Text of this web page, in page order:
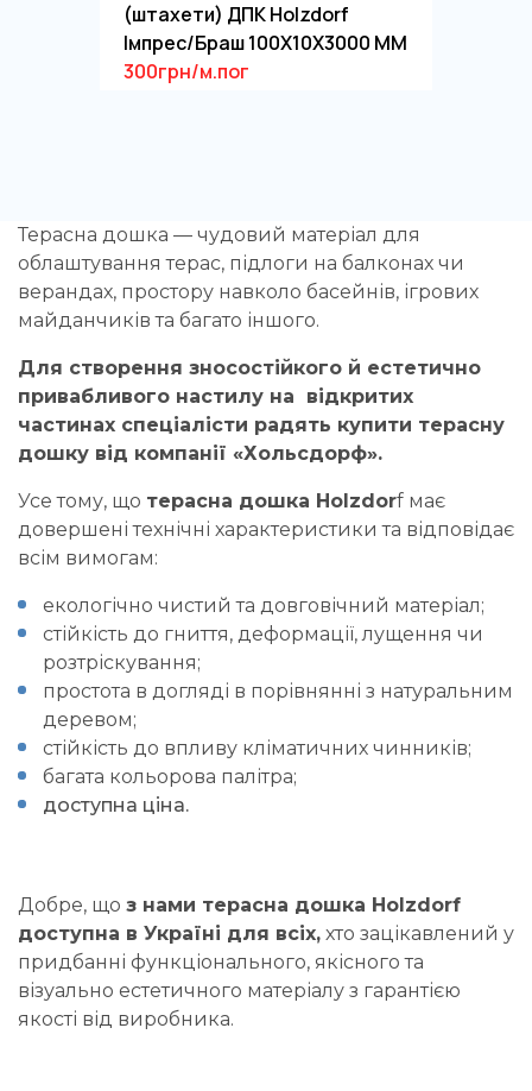
(штахети) ДПК Holzdorf
Імпрес/Браш 100Х10Х3000 ММ
300грн/м.пог
Терасна дошка — чудовий матеріал для
облаштування терас, підлоги на балконах чи
верандах, простору навколо басейнів, ігрових
майданчиків та багато іншого.
Для створення зносостійкого й естетично
привабливого настилу на відкритих
частинах спеціалісти радять купити терасну
дошку від компанії «Хольсдорф».
Усе тому, що терасна дошка Holzdorf має
довершені технічні характеристики та відповідає
всім вимогам:
екологічно чистий та довговічний матеріал;
стійкість до гниття, деформації, лущення чи
розтріскування;
простота в догляді в порівнянні з натуральним
деревом;
стійкість до впливу кліматичних чинників;
багата кольорова палітра;
доступна ціна.
Добре, що з нами терасна дошка Holzdorf
доступна в Україні для всіх, хто зацікавлений у
придбанні функціонального, якісного та
візуально естетичного матеріалу з гарантією
якості від виробника.